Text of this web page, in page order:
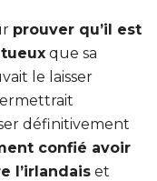
prouver qu’il est
que sa
le laisser
définitivement
confié avoir
l’irlandais et